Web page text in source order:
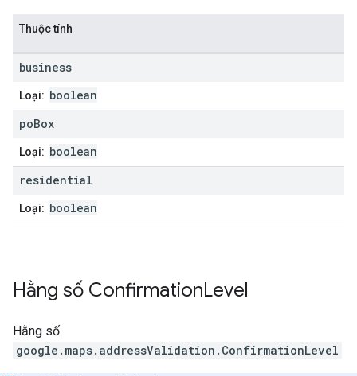
Thuộc tính
business
Loại: boolean
poBox
Loại: boolean
residential
Loại: boolean
Hằng số ConfirmationLevel
Hằng số
google.maps.addressValidation . ConfirmationLevel